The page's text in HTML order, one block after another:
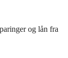
og lån fra